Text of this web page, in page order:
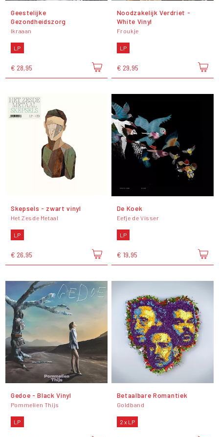
Geestelijke
Gezondheidszorg
Ikraaan
LP
€ 28,95
Noodzakelijk Verdriet -
White Vinyl
Froukje
LP
€ 29,95
Skepsels - zwart vinyl
Het Zesde Metaal
LP
€ 26,95
De Koek
Eefje de Visser
LP
€ 19,95
Gedoe - Black Vinyl
Pommelien Thijs
LP
Betaalbare Romantiek
Goldband
2 x LP